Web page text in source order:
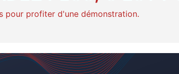
pour profiter d'une démonstration.